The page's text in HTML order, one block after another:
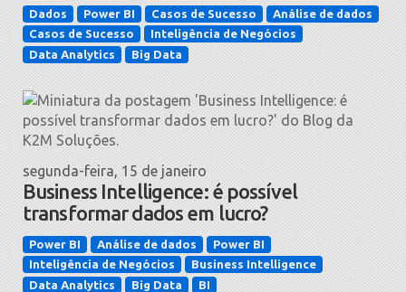
Dados Power BI Casos de Sucesso
Análise de dados
Casos de Sucesso
Inteligência de Negócios
Data Analytics
Big Data
segunda-feira, 15 de janeiro
Business Intelligence: é possível
transformar dados em lucro?
Power BI Análise de dados
Power BI
Inteligência de Negócios
Business Intelligence
Data Analytics
Big Data BI